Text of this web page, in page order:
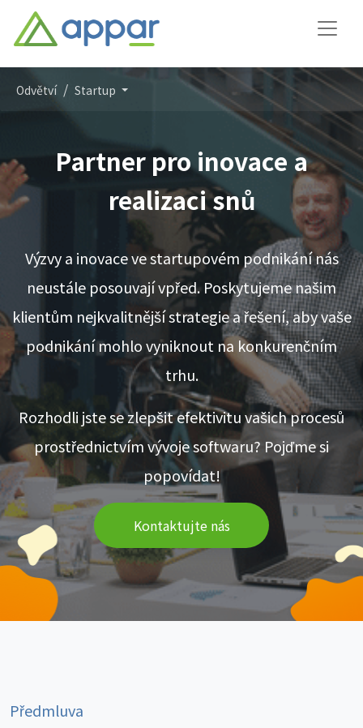
Odvětví Startup
Partner pro inovace a
realizaci snů
Výzvy a inovace ve startupovém podnikání nás
neustále posouvají vpřed. Poskytujeme našim
klientům nejkvalitnější strategie a řešení, aby vaše
podnikání mohlo vyniknout na konkurenčním
trhu.
Rozhodli jste se zlepšit efektivitu vašich procesů
prostřednictvím vývoje softwaru? Pojďme si
popovídat!
Kontaktujte nás
Předmluva